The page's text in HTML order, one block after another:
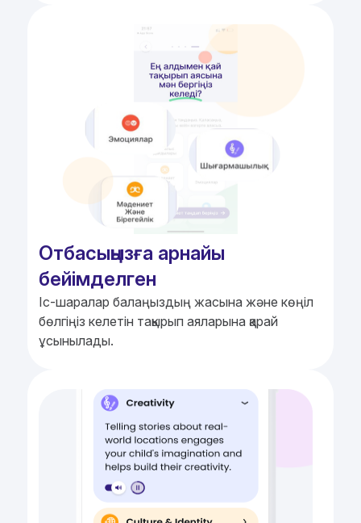
Отбасыңызға арнайы
бейімделген
Іс-шаралар балаңыздың жасына және көңіл
бөлгіңіз келетін тақырып аяларына қарай
ұсынылады.